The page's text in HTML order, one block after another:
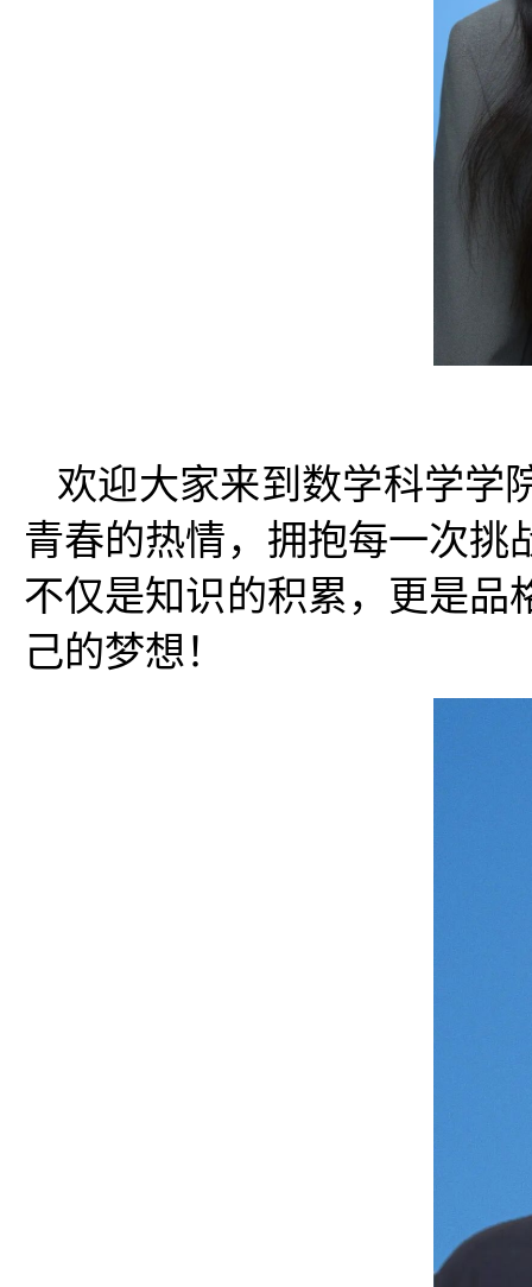
欢迎大家来到数学科学学
青春的热情，拥抱每一次挑
不仅是知识的积累，更是品
己的梦想！